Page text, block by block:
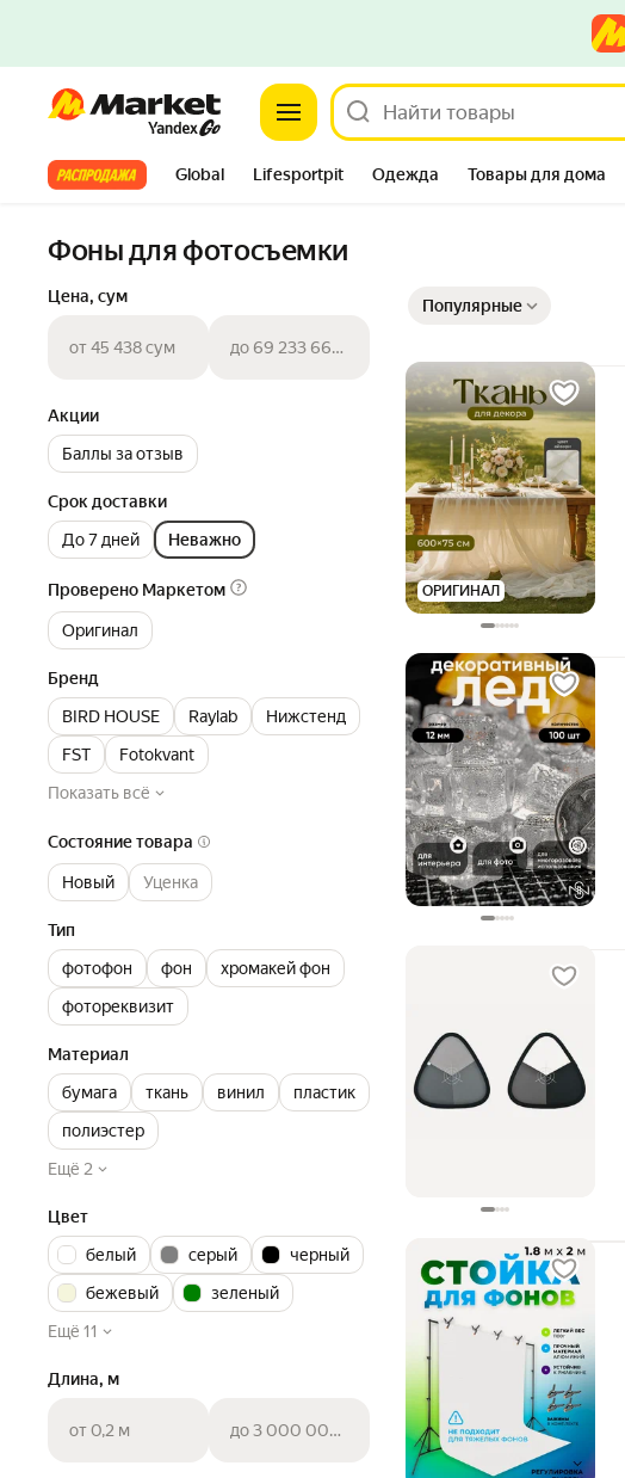
Market
Все хиты Global Lifesportpit Одежда Товары для дома
Фоны для фотосъемки
Цена, сум
от 45 438 сум до 69 233 662 сум
Акции
Баллы за отзыв
Срок доставки
До 7 дней
Неважно
Проверено Маркетом
Оригинал
Бренд
BIRD HOUSE
Raylab
Нижстенд
FST
Fotokvant
Показать всё
Состояние товара
Новый Уценка
Тип
фотофон
фон
хромакей фон
фотореквизит
Материал
бумага
ткань винил
пластик
полиэстер
Ещё 2
Цвет
белый
серый
черный
бежевый
зеленый
Ещё 11
Длина, м
от 0,2 м до 3 000 000 000 м
Популярные
ОРИГИНАЛ